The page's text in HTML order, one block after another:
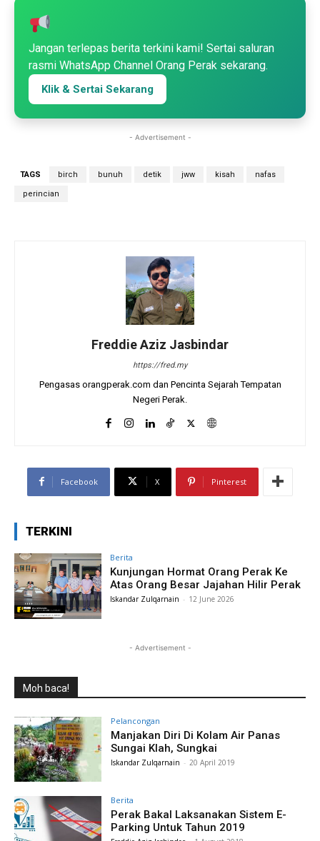
Jangan terlepas berita terkini kami! Sertai saluran
rasmi WhatsApp Channel Orang Perak sekarang.
Klik & Sertai Sekarang
- Advertisement -
TAGS birch bunuh detik jww kisah nafas
perincian
Freddie Aziz Jasbindar
https://fred.my
Pengasas orangperak.com dan Pencinta Sejarah Tempatan
Negeri Perak.
Facebook X Pinterest
TERKINI
Berita
Kunjungan Hormat Orang Perak Ke
Atas Orang Besar Jajahan Hilir Perak
Iskandar Zulqarnain - 12 June 2026
- Advertisement -
Moh baca!
Pelancongan
Manjakan Diri Di Kolam Air Panas
Sungai Klah, Sungkai
Iskandar Zulqarnain - 20 April 2019
Berita
Perak Bakal Laksanakan Sistem E-
Parking Untuk Tahun 2019